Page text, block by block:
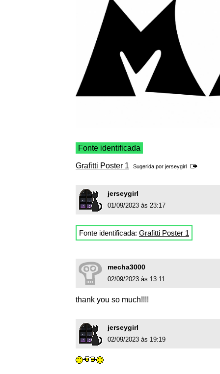
Fonte identificada
Grafitti Poster 1 Sugerida por jerseygirl
jerseygirl
01/09/2023 às 23:17
Fonte identificada: Grafitti Poster 1
mecha3000
02/09/2023 às 13:11
thank you so much!!!!
jerseygirl
02/09/2023 às 19:19